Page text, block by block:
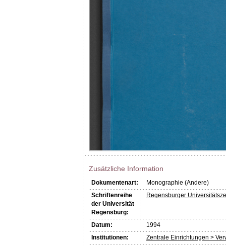
Zusätzliche Information
Dokumentenart:
Monographie (Andere)
Schriftenreihe
der Universität
Regensburg:
Regensburger
Datum:
1994
Institutionen:
Zentrale Einrichtungen >